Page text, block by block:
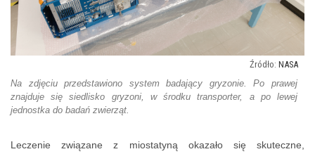
NASA
Na zdjęciu przedstawiono system badający gryzonie. Po prawej
znajduje się siedlisko gryzoni, w środku transporter, a po lewej
jednostka do badań zwierząt.
Leczenie związane z miostatyną okazało się skuteczne,